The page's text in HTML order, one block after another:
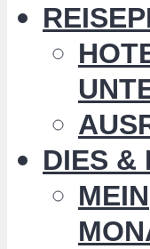
DIES &
MEIN